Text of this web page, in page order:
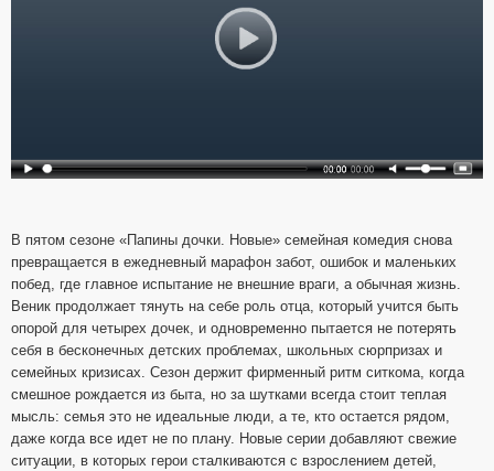
В пятом сезоне «Папины дочки. Новые» семейная комедия снова
превращается в ежедневный марафон забот, ошибок и маленьких
побед, где главное испытание не внешние враги, а обычная жизнь.
Веник продолжает тянуть на себе роль отца, который учится быть
опорой для четырех дочек, и одновременно пытается не потерять
себя в бесконечных детских проблемах, школьных сюрпризах и
семейных кризисах. Сезон держит фирменный ритм ситкома, когда
смешное рождается из быта, но за шутками всегда стоит теплая
мысль: семья это не идеальные люди, а те, кто остается рядом,
даже когда все идет не по плану. Новые серии добавляют свежие
ситуации, в которых герои сталкиваются с взрослением детей,